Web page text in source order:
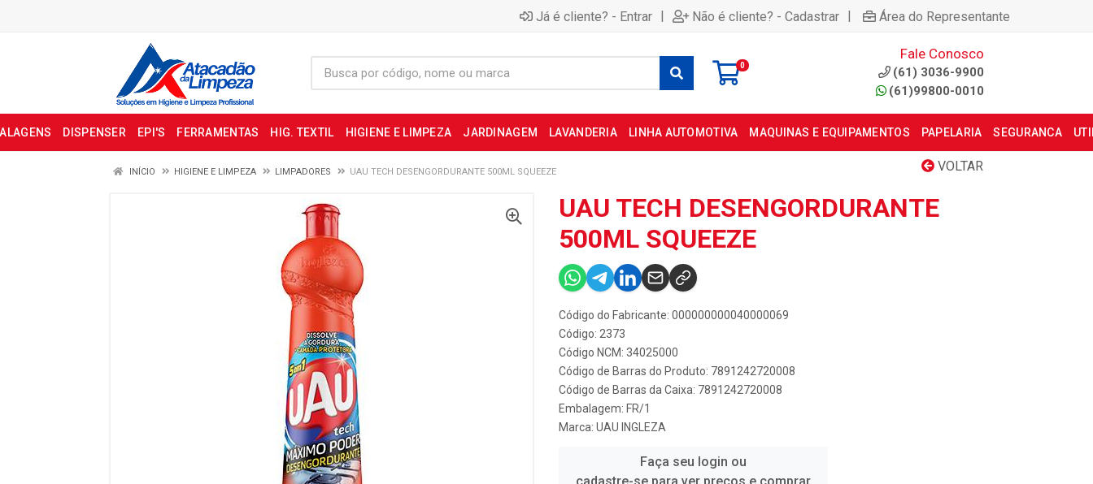
Já é cliente? - Entrar | Não é cliente? - Cadastrar | Área do Representante
0
Fale Conosco
(61) 3036-9900
(61)99800-0010
DISPENSER EPI'S FERRAMENTAS HIG. TEXTIL HIGIENE E LIMPEZA JARDINAGEM LAVANDERIA LINHA AUTOMOTIVA MAQUINAS E EQUIPAMENTOS PAPELARIA SEGURANCA
VOLTAR
INÍCIO HIGIENE E LIMPEZA LIMPADORES UAU TECH DESENGORDURANTE 500ML SQUEEZE
UAU TECH DESENGORDURANTE
500ML SQUEEZE
Código do Fabricante: 000000000040000069
Código: 2373
Código NCM: 34025000
Código de Barras do Produto: 7891242720008
Código de Barras da Caixa: 7891242720008
Embalagem: FR/1
Marca: UAU INGLEZA
Faça seu login ou